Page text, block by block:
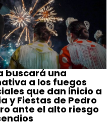
buscará una
a los fuegos
que dan inicio a
y Fiestas de Pedro
ante el alto riesgo